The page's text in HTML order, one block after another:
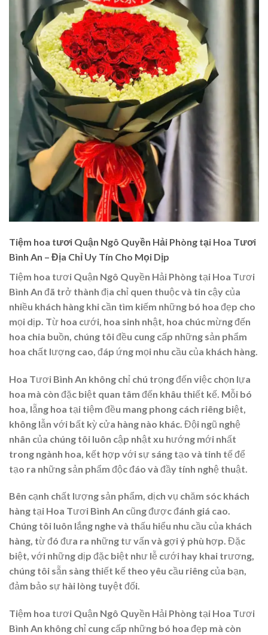
Tiệm hoa tươi Quận Ngô Quyền Hải Phòng tại Hoa Tươi
Bình An – Địa Chỉ Uy Tín Cho Mọi Dịp
Tiệm hoa tươi Quận Ngô Quyền Hải Phòng tại Hoa Tươi
Bình An đã trở thành địa chỉ quen thuộc và tin cậy của
nhiều khách hàng khi cần tìm kiếm những bó hoa đẹp cho
mọi dịp. Từ hoa cưới, hoa sinh nhật, hoa chúc mừng đến
hoa chia buồn, chúng tôi đều cung cấp những sản phẩm
hoa chất lượng cao, đáp ứng mọi nhu cầu của khách hàng.
Hoa Tươi Bình An không chỉ chú trọng đến việc chọn lựa
hoa mà còn đặc biệt quan tâm đến khâu thiết kế. Mỗi bó
hoa, lẵng hoa tại tiệm đều mang phong cách riêng biệt,
không lẫn với bất kỳ cửa hàng nào khác. Đội ngũ nghệ
nhân của chúng tôi luôn cập nhật xu hướng mới nhất
trong ngành hoa, kết hợp với sự sáng tạo và tinh tế để
tạo ra những sản phẩm độc đáo và đầy tính nghệ thuật.
Bên cạnh chất lượng sản phẩm, dịch vụ chăm sóc khách
hàng tại Hoa Tươi Bình An cũng được đánh giá cao.
Chúng tôi luôn lắng nghe và thấu hiểu nhu cầu của khách
hàng, từ đó đưa ra những tư vấn và gợi ý phù hợp. Đặc
biệt, với những dịp đặc biệt như lễ cưới hay khai trương,
chúng tôi sẵn sàng thiết kế theo yêu cầu riêng của bạn,
đảm bảo sự hài lòng tuyệt đối.
Tiệm hoa tươi Quận Ngô Quyền Hải Phòng tại Hoa Tươi
Bình An không chỉ cung cấp những bó hoa đẹp mà còn